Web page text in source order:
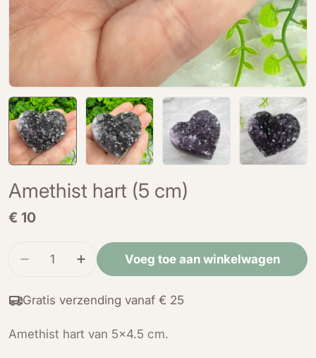
Amethist hart (5 cm)
Normale
€ 10
Hoeveelheid
Verminder de hoeveelheid voor Amethist hart
Verhoog de hoeveelheid voor
Voeg toe aan winkelwagen
Gratis verzending vanaf € 25
Amethist hart van 5x4.5 cm.